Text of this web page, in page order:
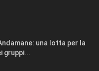
una lotta per la
gruppi...